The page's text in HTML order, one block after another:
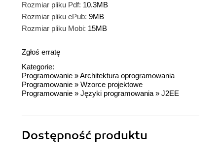
Rozmiar pliku Pdf: 10.3MB
Rozmiar pliku ePub: 9MB
Rozmiar pliku Mobi: 15MB
Zgłoś erratę
Kategorie:
Programowanie »Architektura oprogramowania
Programowanie » Wzorce projektowe
Programowanie » Języki programowania » J2EE
Dostępność produktu